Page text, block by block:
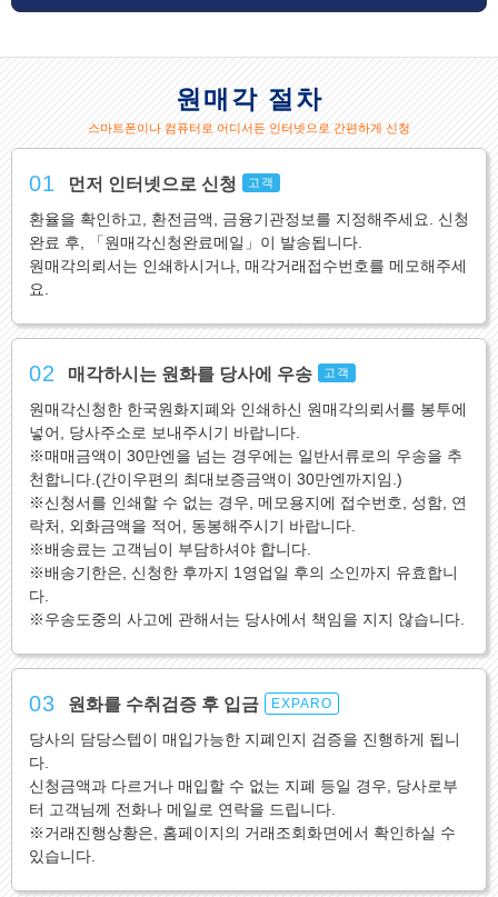
원매각 절차
스마트폰이나 컴퓨터로 어디서든 인터넷으로 간편하게 신청
01 먼저 인터넷으로 신청 고객
환율을 확인하고, 환전금액, 금융기관정보를 지정해주세요. 신청
완료 후, 「원매각신청완료메일」이 발송됩니다.
원매각의뢰서는 인쇄하시거나, 매각거래접수번호를 메모해주세
요.
02 매각하시는 원화를 당사에 우송 고객
원매각신청한 한국원화지폐와 인쇄하신 원매각의뢰서를 봉투에
넣어, 당사주소로 보내주시기 바랍니다.
※매매금액이 30만엔을 넘는 경우에는 일반서류로의 우송을 추
천합니다.(간이우편의 최대보증금액이 30만엔까지임.)
※신청서를 인쇄할 수 없는 경우, 메모용지에 접수번호, 성함, 연
락처, 외화금액을 적어, 동봉해주시기 바랍니다.
※배송료는 고객님이 부담하셔야 합니다.
※배송기한은, 신청한 후까지 1영업일 후의 소인까지 유효합니
다.
※우송도중의 사고에 관해서는 당사에서 책임을 지지 않습니다.
03 원화를 수취검증 후 입금 EXPARO
당사의 담당스텝이 매입가능한 지폐인지 검증을 진행하게 됩니
다.
신청금액과 다르거나 매입할 수 없는 지폐 등일 경우, 당사로부
터 고객님께 전화나 메일로 연락을 드립니다.
※거래진행상황은, 홈페이지의 거래조회화면에서 확인하실 수
있습니다.